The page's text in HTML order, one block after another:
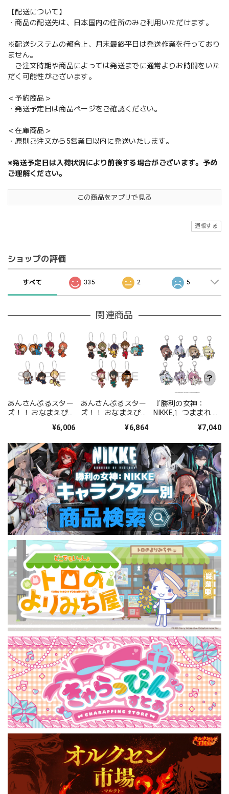
【配送について】
・商品の配送先は、日本国内の住所のみご利用いただけます。
※配送システムの都合上、月末最終平日は発送作業を行っており
ません。
ご注文時期や商品によっては発送までに通常よりお時間をいた
だく可能性がございます。
＜予約商品＞
・発送予定日は商品ページをご確認ください。
＜在庫商品＞
・原則ご注文から5営業日以内に発送いたします。
※発送予定日は入荷状況により前後する場合がございます。予め
ご理解ください。
この商品をアプリで見る
通報する
ショップの評価
すべて 335 2 5
関連商品
あんさんぶるスター
ズ！！ おなまえぴた
トvol.5(2wink／¥6,006
あんさんぶるスター
ズ！！ おなまえぴた
トvol.6(流星隊／
BOX 全8種
¥6,864
『勝利の女神：
NIKKE』 つままれ ラ
Vol.1 BOX 全8種¥7,040